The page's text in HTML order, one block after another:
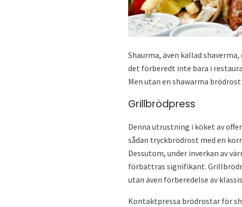
Shaurma, även kallad shaverma,
det förberedt inte bara i
Men utan en shawarma
Grillbrödpress
Denna utrustning i köket av
sådan tryckbrödrost med en
Dessutom, under inverkan av
förbättras signifikant.
utan även förberedelse av
Kontaktpressa brödrostar för